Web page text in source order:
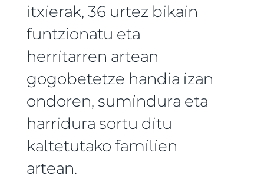
itxierak, 36 urtez bikain
funtzionatu eta
herritarren artean
gogobetetze handia izan
ondoren, sumindura eta
harridura sortu ditu
kaltetutako familien
artean.